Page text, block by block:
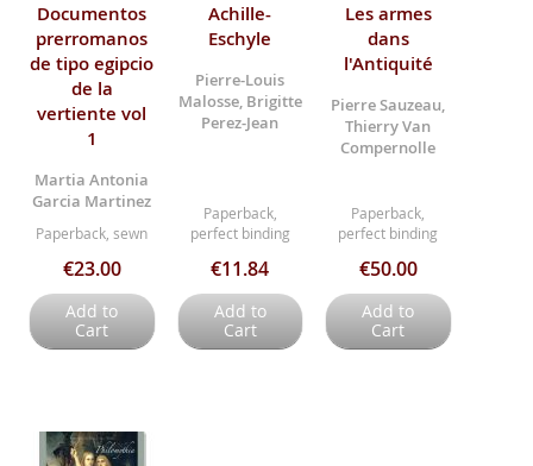
Documentos
prerromanos
de tipo egipcio
de la
vertiente vol
1
Martia Antonia
Garcia Martinez
Paperback, sewn
€23.00
Add to
Cart
Achille-
Eschyle
Pierre-Louis
Malosse, Brigitte
Perez-Jean
Paperback,
perfect binding
€11.84
Add to
Cart
Les armes
dans
l'Antiquité
Pierre Sauzeau,
Thierry Van
Compernolle
Paperback,
perfect binding
€50.00
Add to
Cart